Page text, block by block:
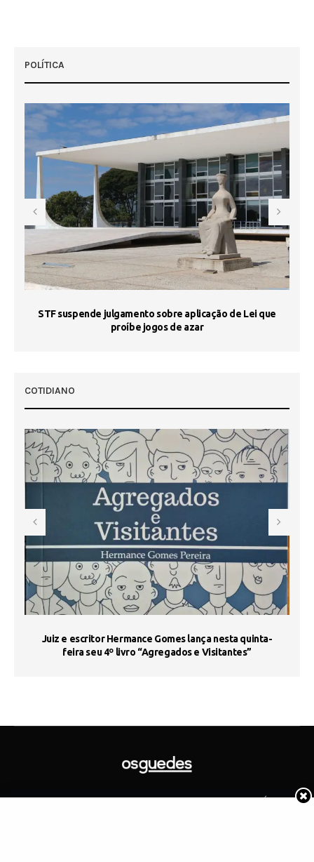
POLÍTICA
STF suspende julgamento sobre aplicação de Lei que
proíbe jogos de azar
COTIDIANO
Juiz e escritor Hermance Gomes lança nesta quinta-
feira seu 4º livro “Agregados e Visitantes”